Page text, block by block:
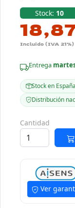
Stock: 10
Incluido (IVA 21%)
Entrega
Stock en España
Distribución
Cantidad
Ver